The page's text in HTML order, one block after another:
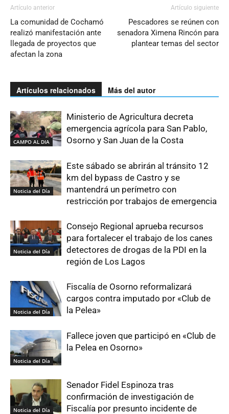
Artículo anterior
La comunidad de Cochamó
realizó manifestación ante
llegada de proyectos que
afectan la zona
Artículo siguiente
Pescadores se reúnen con
senadora Ximena Rincón para
plantear temas del sector
Artículos relacionados Más del autor
CAMPO AL DIA
Ministerio de Agricultura decreta
emergencia agrícola para San Pablo,
Osorno y San Juan de la Costa
Noticia del Día
Este sábado se abrirán al tránsito 12
km del bypass de Castro y se
mantendrá un perímetro con
restricción por trabajos de emergencia
Noticia del Día
Consejo Regional aprueba recursos
para fortalecer el trabajo de los canes
detectores de drogas de la PDI en la
región de Los Lagos
Noticia del Día
Fiscalía de Osorno reformalizará
cargos contra imputado por «Club de
la Pelea»
Noticia del Día
Fallece joven que participó en «Club de
la Pelea en Osorno»
Noticia del Día
Senador Fidel Espinoza tras
confirmación de investigación de
Fiscalía por presunto incidente de